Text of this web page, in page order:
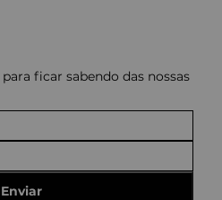
ficar sabendo das nossas
Enviar